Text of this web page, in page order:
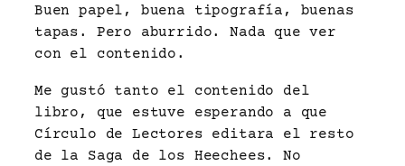
Buen papel, buena tipografía, buenas
tapas. Pero aburrido. Nada que ver
con el contenido.
Me gustó tanto el contenido del
libro, que estuve esperando a que
Círculo de Lectores editara el resto
de la Saga de los Heechees. No